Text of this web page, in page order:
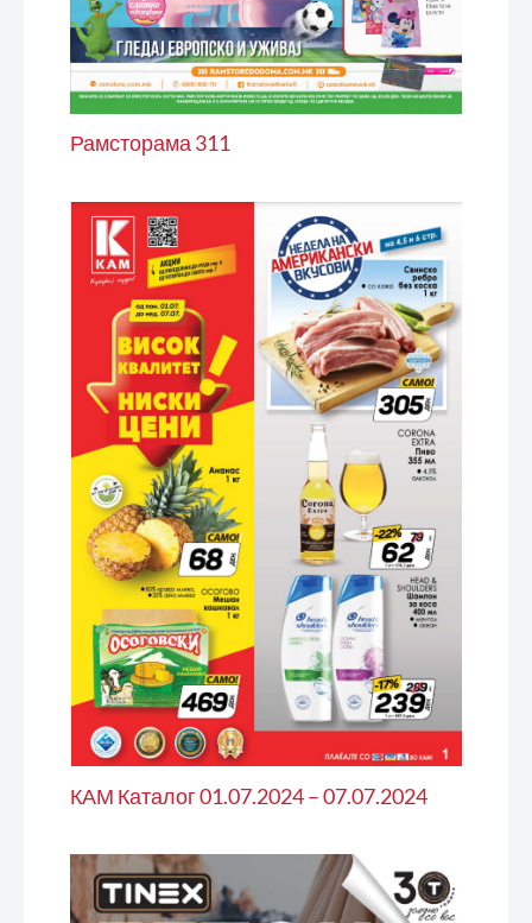
Рамсторама 311
КАМ Каталог 01.07.2024 – 07.07.2024